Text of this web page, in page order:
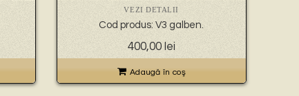
VEZI DETALII
Cod produs: V3 galben.
400,00 lei
Adaugă în coş